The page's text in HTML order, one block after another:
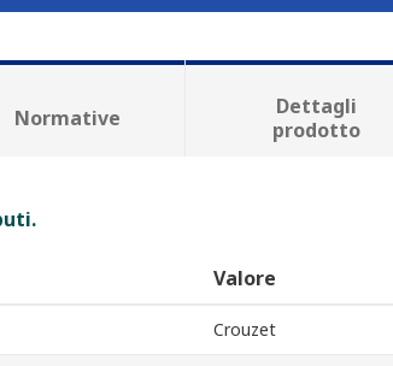
Normative
Dettagli
prodotto
Valore
Crouzet